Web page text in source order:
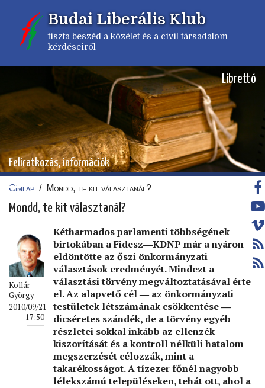
tartalomra
Budai Liberális Klub
tiszta beszéd a közélet és a civil társadalom
kérdéseiről
Librettó
Feliratkozás, információk
Címlap / Mondd, te kit választanál?
Mondd, te kit választanál?
Kollár
György
2010/09/21
17:50
Kétharmados parlamenti többségének
birtokában a Fidesz―KDNP már a nyáron
eldöntötte az őszi önkormányzati
választások eredményét. Mindezt a
választási törvény megváltoztatásával érte
el. Az alapvető cél ― az önkormányzati
testületek létszámának csökkentése ―
dicséretes szándék, de a törvény egyéb
részletei sokkal inkább az ellenzék
kiszorítását és a kontroll nélküli hatalom
megszerzését célozzák, mint a
takarékosságot. A tízezer főnél nagyobb
lélekszámú településeken, tehát ott, ahol a